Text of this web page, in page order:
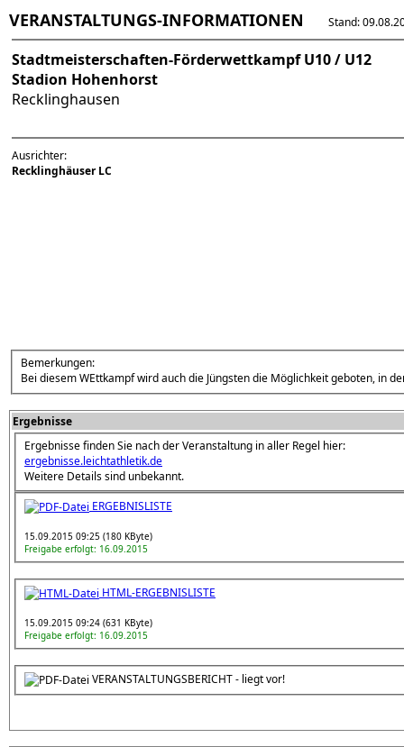
VERANSTALTUNGS-INFORMATIONEN Stand:
Stadtmeisterschaften-Förderwettkampf U10 / U12
Stadion Hohenhorst
Recklinghausen
Ausrichter:
Recklinghäuser LC
Bemerkungen:
Bei diesem WEttkampf wird auch die Jüngsten die Möglichkeit geboten, in
Ergebnisse
Ergebnisse finden Sie nach der Veranstaltung in aller Regel hier:
ergebnisse.leichtathletik.de
Weitere Details sind unbekannt.
ERGEBNISLISTE
15.09.2015 09:25 (180 KByte)
Freigabe erfolgt: 16.09.2015
HTML-ERGEBNISLISTE
15.09.2015 09:24 (631 KByte)
Freigabe erfolgt: 16.09.2015
VERANSTALTUNGSBERICHT - liegt vor!